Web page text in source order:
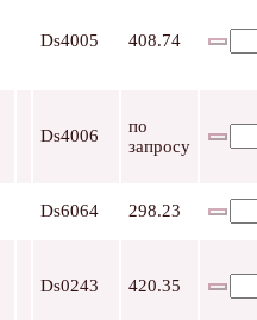
Ds4005 408.74
Ds4006
по
запросу
Ds6064 298.23
Ds0243 420.35